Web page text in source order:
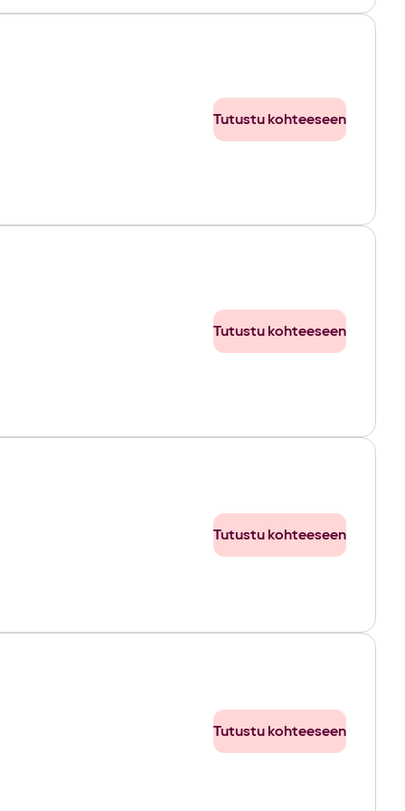
Tutustu kohteeseen
Tutustu kohteeseen
Tutustu kohteeseen
Tutustu kohteeseen